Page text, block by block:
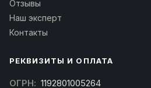
Отзывы
Наш эксперт
Контакты
РЕКВИЗИТЫ И ОПЛАТА
ОГРН: 1192801005264